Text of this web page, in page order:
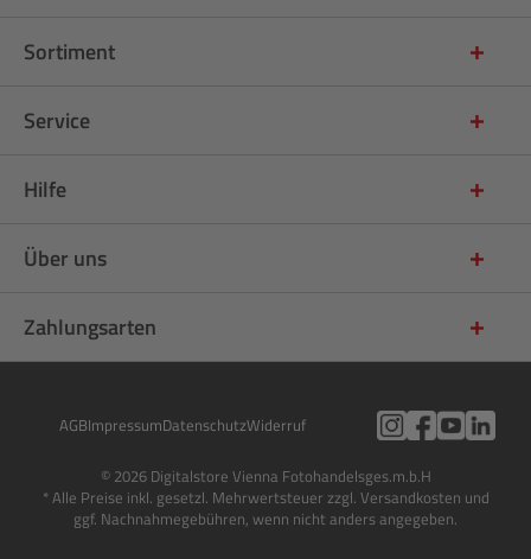
Sortiment
Service
Hilfe
Über uns
Zahlungsarten
AGBImpressumDatenschutzWiderruf
© 2026 Digitalstore Vienna Fotohandelsges.m.b.H
* Alle Preise inkl. gesetzl. Mehrwertsteuer zzgl. Versandkosten und
ggf. Nachnahmegebühren, wenn nicht anders angegeben.